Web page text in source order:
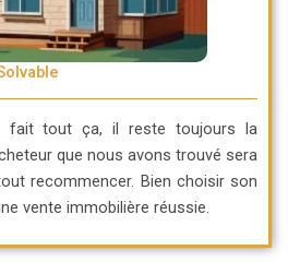
fait tout ça, il reste toujours la
que nous avons trouvé sera
recommencer. Bien choisir son
vente immobilière réussie.